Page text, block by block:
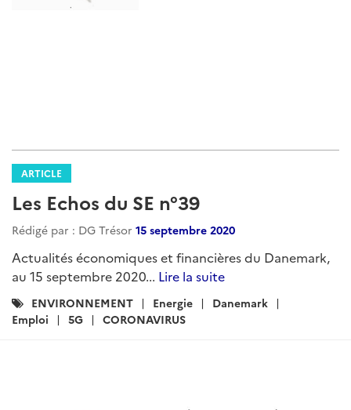
ARTICLE
Les Echos du SE n°39
Rédigé par : DG Trésor 15 septembre 2020
Actualités économiques et financières du Danemark,
au 15 septembre 2020... Lire la suite
Catégories
:
ENVIRONNEMENT Energie
Danemark
Emploi
5G CORONAVIRUS